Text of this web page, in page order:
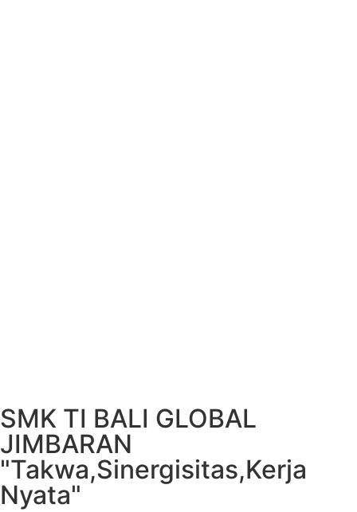
SMK TI BALI GLOBAL
JIMBARAN
"Takwa,Sinergisitas,Kerja
Nyata"